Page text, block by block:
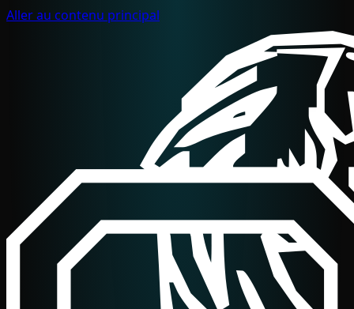
Aller au contenu principal